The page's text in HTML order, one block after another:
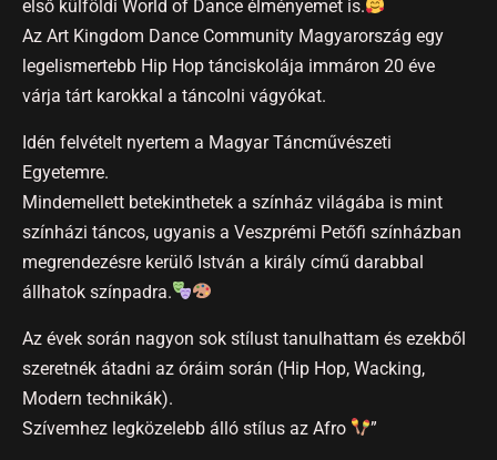
első külföldi World of Dance élményemet is.
Az Art Kingdom Dance Community Magyarország egy
legelismertebb Hip Hop tánciskolája immáron 20 éve
várja tárt karokkal a táncolni vágyókat.
Idén felvételt nyertem a Magyar Táncművészeti
Egyetemre.
Mindemellett betekinthetek a színház világába is mint
színházi táncos, ugyanis a Veszprémi Petőfi színházban
megrendezésre kerülő István a király című darabbal
állhatok színpadra.
Az évek során nagyon sok stílust tanulhattam és ezekből
szeretnék átadni az óráim során (Hip Hop, Wacking,
Modern technikák).
Szívemhez legközelebb álló stílus az Afro
”